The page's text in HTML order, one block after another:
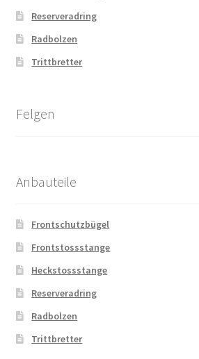
Reserveradring
Radbolzen
Trittbretter
Felgen
Anbauteile
Frontschutzbügel
Frontstossstange
Heckstossstange
Reserveradring
Radbolzen
Trittbretter